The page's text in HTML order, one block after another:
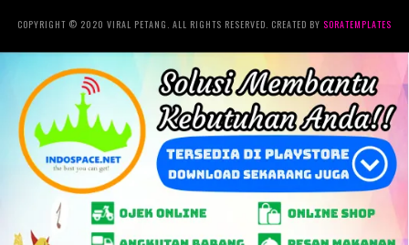
COPYRIGHT © 2020 VIRAL PETANG. ALL RIGHTS RESERVED. CREATED BY SORATEMPLATES